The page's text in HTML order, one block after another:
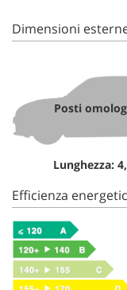
Dimensioni
Posti
Lunghezza:
Efficienza